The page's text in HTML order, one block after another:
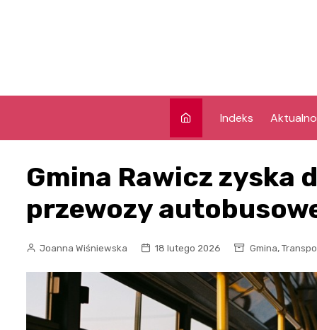
Indeks
Gmina Rawicz zyska
przewozy
Joanna Wiśniewska 18 lutego 2026 Gmina,